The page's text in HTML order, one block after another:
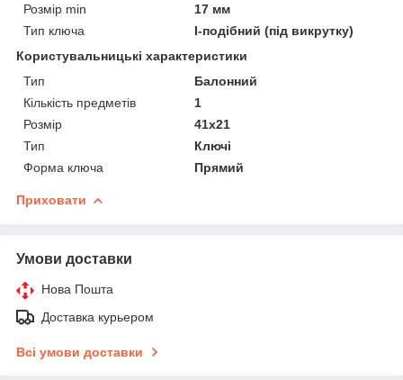
Розмір min
17 мм
Тип ключа
I-подібний (під викрутку)
Користувальницькі характеристики
Тип
Балонний
Кількість предметів
1
Розмір
41х21
Тип
Ключі
Форма ключа
Прямий
Приховати
Умови доставки
Нова Пошта
Доставка курьером
Всі умови доставки